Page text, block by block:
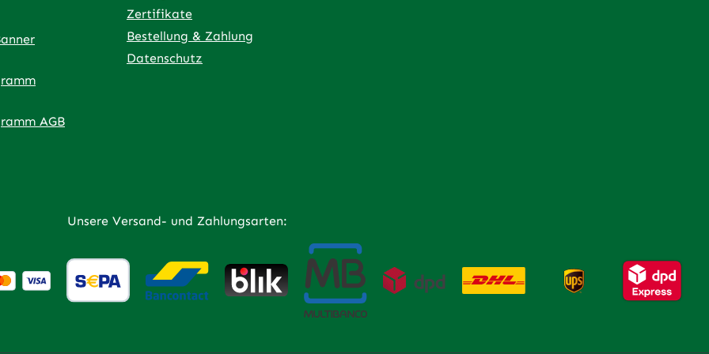
Link) Link)
Tab (externer Link)
Tab (externer Link)
neuem Tab (externer Link)
– öffnet in neuem Tab (externer Link)
AGB
Zertifikate
Bestellung & Zahlung
Datenschutz
Unsere Versand- und Zahlungsarten: